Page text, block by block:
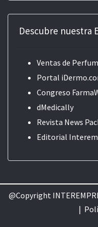
Descubre nuestra
Ventas de
Portal
Congreso
dMedically
Revista News
Editorial
@Copyright
|